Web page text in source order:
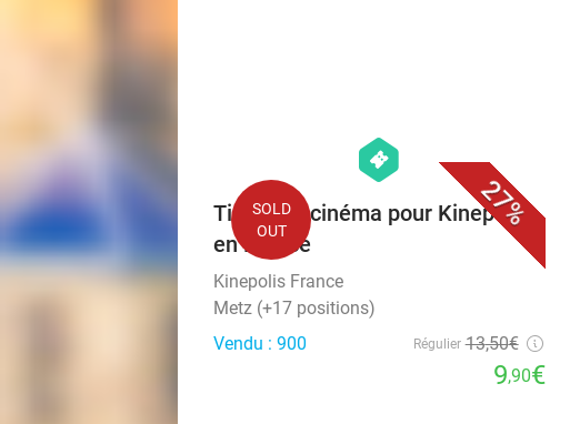
27%
SOLD
OUT
hexagon
events
Ticket de cinéma pour Kinepolis
en France
Kinepolis France
Metz (+17 positions)
Vendu : 900
Régulier 13,50€
9,90€